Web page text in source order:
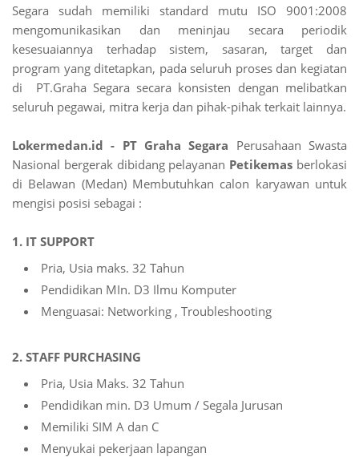
Segara sudah memiliki standard mutu ISO 9001:2008
mengomunikasikan dan meninjau secara periodik
kesesuaiannya terhadap sistem, sasaran, target dan
program yang ditetapkan, pada seluruh proses dan kegiatan
di PT.Graha Segara secara konsisten dengan melibatkan
seluruh pegawai, mitra kerja dan pihak-pihak terkait lainnya.
Lokermedan.id - PT Graha Segara Perusahaan Swasta
Nasional bergerak dibidang pelayanan Petikemas berlokasi
di Belawan (Medan) Membutuhkan calon karyawan untuk
mengisi posisi sebagai :
1. IT SUPPORT
Pria, Usia maks. 32 Tahun
Pendidikan MIn. D3 Ilmu Komputer
Menguasai: Networking , Troubleshooting
2. STAFF PURCHASING
Pria, Usia Maks. 32 Tahun
Pendidikan min. D3 Umum / Segala Jurusan
Memiliki SIM A dan C
Menyukai pekerjaan lapangan